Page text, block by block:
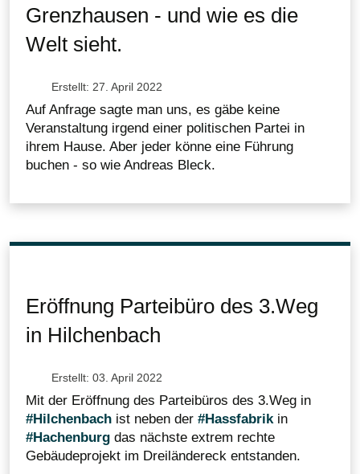
Grenzhausen - und wie es die
Welt sieht.
Erstellt: 27. April 2022
Auf Anfrage sagte man uns, es gäbe keine
Veranstaltung irgend einer politischen Partei in
ihrem Hause. Aber jeder könne eine Führung
buchen - so wie Andreas Bleck.
Eröffnung Parteibüro des 3.Weg
in Hilchenbach
Erstellt: 03. April 2022
Mit der Eröffnung des Parteibüros des 3.Weg in
#Hilchenbach ist neben der #Hassfabrikin
#Hachenburg das nächste extrem rechte
Gebäudeprojekt im Dreiländereck entstanden.